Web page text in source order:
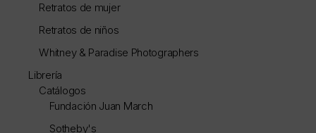
Retratos de mujer
Retratos de niños
Whitney & Paradise Photographers
Librería
Catálogos
Fundación Juan March
Sotheby's